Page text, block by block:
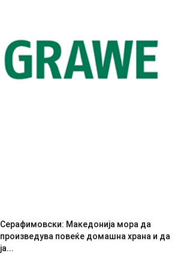
Серафимовски: Македонија мора да
произведува повеќе домашна храна и да
ја...